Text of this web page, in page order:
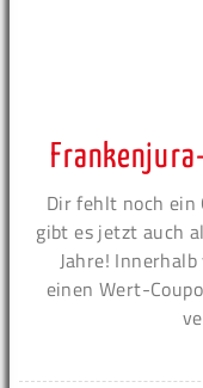
Dir fehlt noch ein
gibt es jetzt auch
Jahre!
einen Wert-